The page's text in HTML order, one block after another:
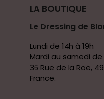
LA BOUTIQUE
Le Dressing de
Lundi de 14h à 19h
Mardi au samedi de
36 Rue de la Roë,
France.